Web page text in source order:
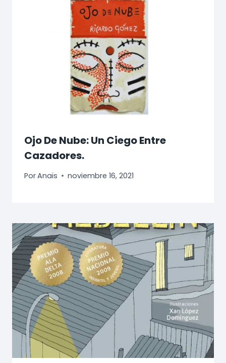
Ojo De Nube: Un Ciego Entre
Cazadores.
PorAnaïs noviembre 16, 2021